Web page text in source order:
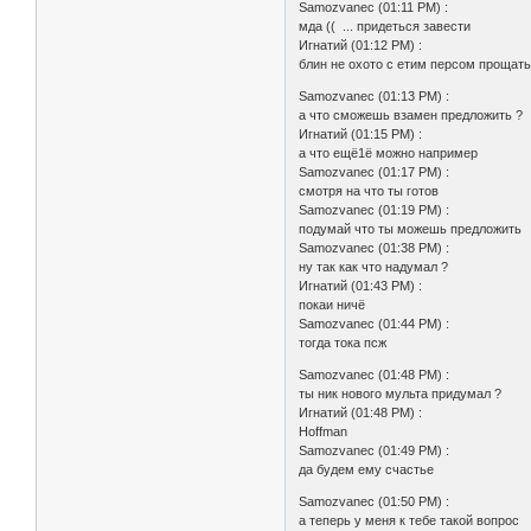
Samozvanec (01:11 PM) :
мда (( ... придеться завести
Игнатий (01:12 PM) :
блин не охото с етим персом
Samozvanec (01:13 PM) :
а что сможешь взамен предложить ?
Игнатий (01:15 PM) :
а что ещё1ё можно например
Samozvanec (01:17 PM) :
смотря на что ты готов
Samozvanec (01:19 PM) :
подумай что ты можешь предложить
Samozvanec (01:38 PM) :
ну так как что надумал ?
Игнатий (01:43 PM) :
покаи ничё
Samozvanec (01:44 PM) :
тогда тока псж
Samozvanec (01:48 PM) :
ты ник нового мульта придумал ?
Игнатий (01:48 PM) :
Hoffman
Samozvanec (01:49 PM) :
да будем ему счастье
Samozvanec (01:50 PM) :
а теперь у меня к тебе такой вопрос